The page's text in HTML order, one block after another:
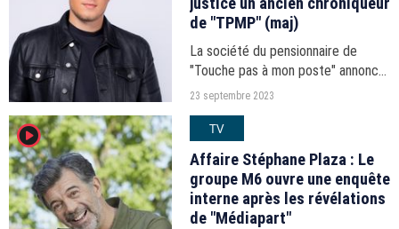
de "TPMP" (maj)
La société du pensionnaire de
"Touche pas à mon poste" annonce
poursuivre en justice Nicolas
23 septembre 2023
player2 TV
Affaire Stéphane Plaza : Le
groupe M6 ouvre une enquête
interne après les révélations
de "Médiapart"